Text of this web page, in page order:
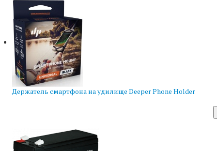
Держатель смартфона на удилище Deeper Phone Holder